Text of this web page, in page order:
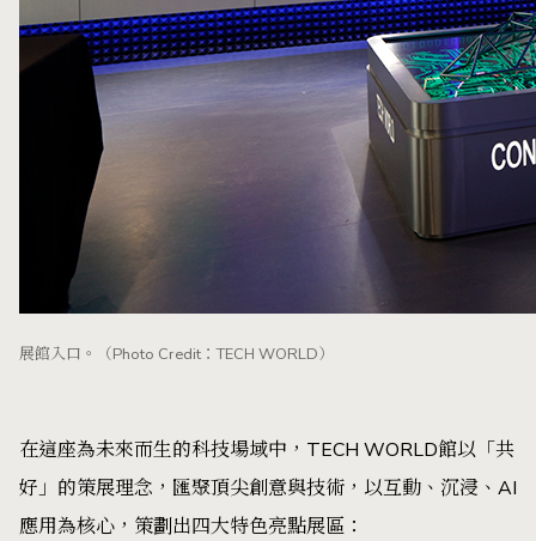
展館入口。（Photo Credit：TECH WORLD）
在這座為未來而生的科技場域中，TECH WORLD館以「共
好」的策展理念，匯聚頂尖創意與技術，以互動、沉浸、AI
應用為核心，策劃出四大特色亮點展區：